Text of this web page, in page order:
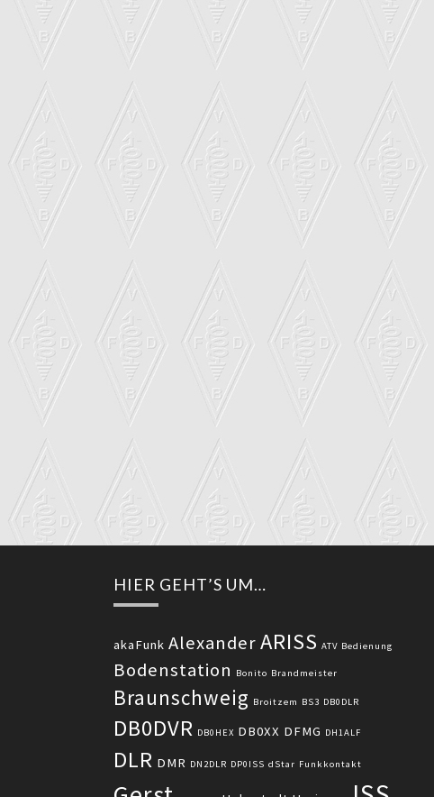
HIER GEHT’S UM…
akaFunk AlexanderARISS ATV Bedienung
Bodenstation Bonito Brandmeister
Braunschweig Broitzem BS3 DB0DLR
DB0DVR DB0HEX DB0XX DFMG DH1ALF
DLR DMR DN2DLR DP0ISS dStar Funkkontakt